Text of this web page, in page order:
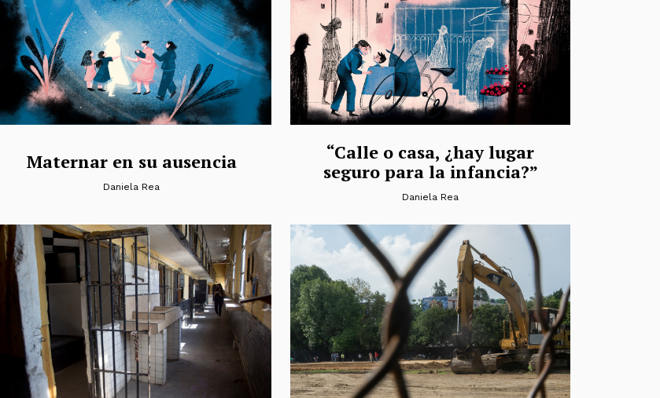
Maternar en su ausencia
Daniela Rea
“Calle o casa, ¿hay lugar
seguro para la infancia?”
Daniela Rea